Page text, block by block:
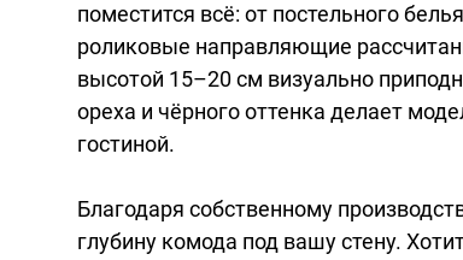
поместится всё: от постельного
роликовые направляющие
высотой 15–20 см визуально
ореха и чёрного оттенка делает
гостиной.
Благодаря собственному
глубину комода под вашу стену.